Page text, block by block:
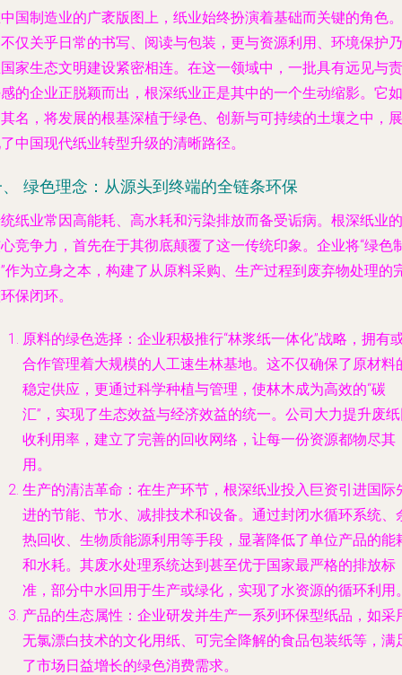
国制造业的广袤版图上，纸业始终扮演着基础而关键的角色。
仅关乎日常的书写、阅读与包装，更与资源利用、环境保护乃
家生态文明建设紧密相连。在这一领域中，一批具有远见与责
的企业正脱颖而出，根深纸业正是其中的一个生动缩影。它如
名，将发展的根基深植于绿色、创新与可持续的土壤之中，展
中国现代纸业转型升级的清晰路径。
绿色理念：从源头到终端的全链条环保
纸业常因高能耗、高水耗和污染排放而备受诟病。根深纸业的
竞争力，首先在于其彻底颠覆了这一传统印象。企业将“绿色
作为立身之本，构建了从原料采购、生产过程到废弃物处理的
保闭环。
原料的绿色选择 ：企业积极推行“林浆纸一体化”战略，拥有
合作管理着大规模的人工速生林基地。这不仅确保了原材料
稳定供应，更通过科学种植与管理，使林木成为高效的“碳
汇”，实现了生态效益与经济效益的统一。公司大力提升废
收利用率，建立了完善的回收网络，让每一份资源都物尽其
用。
生产的清洁革命 ：在生产环节，根深纸业投入巨资引进国际
进的节能、节水、减排技术和设备。通过封闭水循环系统、
热回收、生物质能源利用等手段，显著降低了单位产品的能
和水耗。其废水处理系统达到甚至优于国家最严格的排放标
准，部分中水回用于生产或绿化，实现了水资源的循环利用
产品的生态属性 ：企业研发并生产一系列环保型纸品，如采
无氯漂白技术的文化用纸、可完全降解的食品包装纸等，满
了市场日益增长的绿色消费需求。